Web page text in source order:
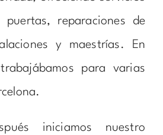
reparaciones de
y maestrías. En
para varias
iniciamos nuestro